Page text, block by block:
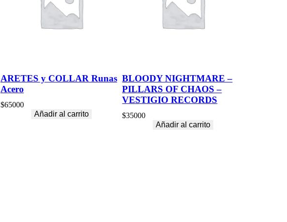
ARETES y COLLAR Runas
Acero
$65000
Añadir al carrito
BLOODY NIGHTMARE –
PILLARS OF CHAOS –
VESTIGIO RECORDS
$35000
Añadir al carrito